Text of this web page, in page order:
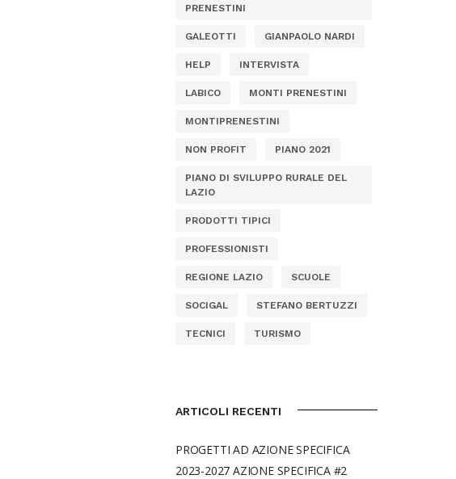
PRENESTINI
GALEOTTI GIANPAOLO NARDI
HELP INTERVISTA
LABICO MONTI PRENESTINI
MONTIPRENESTINI
NON PROFIT PIANO 2021
PIANO DI SVILUPPO RURALE DEL
LAZIO
PRODOTTI TIPICI
PROFESSIONISTI
REGIONE LAZIO SCUOLE
SOCIGAL STEFANO BERTUZZI
TECNICI TURISMO
ARTICOLI RECENTI
PROGETTI AD AZIONE SPECIFICA
2023-2027 AZIONE SPECIFICA #2